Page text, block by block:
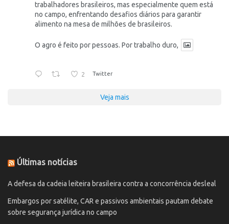
trabalhadores brasileiros, mas especialmente quem está
no campo, enfrentando desafios diários para garantir
alimento na mesa de milhões de brasileiros.
O agro é feito por pessoas. Por trabalho duro,
2 Twitter
Veja mais
Últimas notícias
A defesa da cadeia leiteira brasileira contra a concorrência desleal
Embargos por satélite, CAR e passivos ambientais pautam debate
sobre segurança jurídica no campo